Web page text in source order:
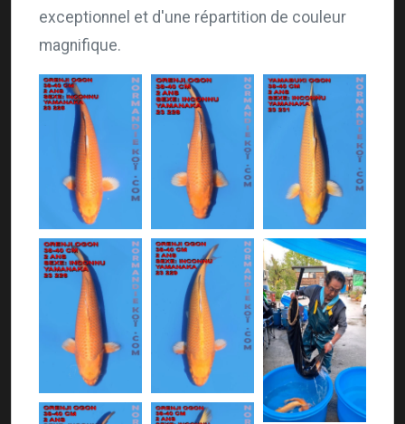
exceptionnel et d'une répartition de couleur
magnifique.